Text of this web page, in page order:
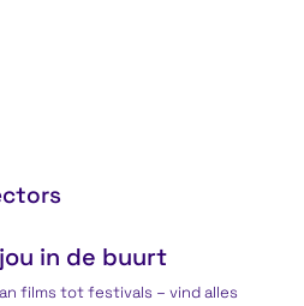
in de buurt
films tot festivals – vind alles